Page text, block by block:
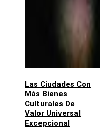
Las Ciudades Con
Más Bienes
Culturales De
Valor Universal
Excepcional